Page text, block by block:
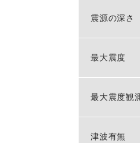
震源の深さ
最大震度
最大震度観
津波有無